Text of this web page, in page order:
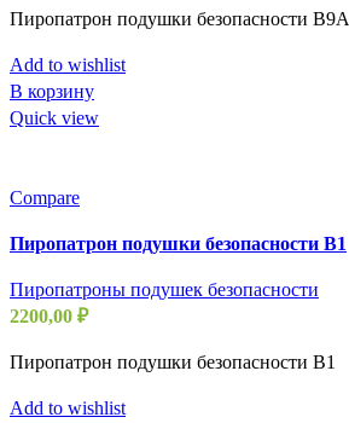
Пиропатрон подушки безопасности B9A
Add to wishlist
В корзину
Quick view
Compare
Пиропатрон подушки безопасности B1
Пиропатроны подушек безопасности
2200,00 ₽
Пиропатрон подушки безопасности B1
Add to wishlist